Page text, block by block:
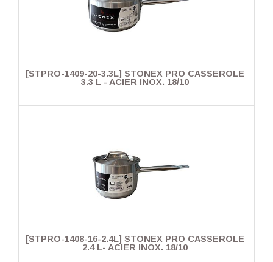
[STPRO-1409-20-3.3L] STONEX PRO CASSEROLE
3.3 L - ACIER INOX. 18/10
[STPRO-1408-16-2.4L] STONEX PRO CASSEROLE
2.4 L- ACIER INOX. 18/10